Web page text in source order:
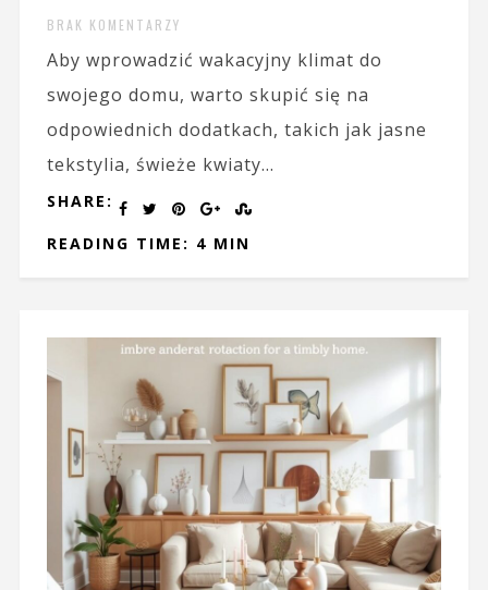
BRAK KOMENTARZY
Aby wprowadzić wakacyjny klimat do
swojego domu, warto skupić się na
odpowiednich dodatkach, takich jak jasne
tekstylia, świeże kwiaty...
SHARE:
READING TIME: 4 MIN